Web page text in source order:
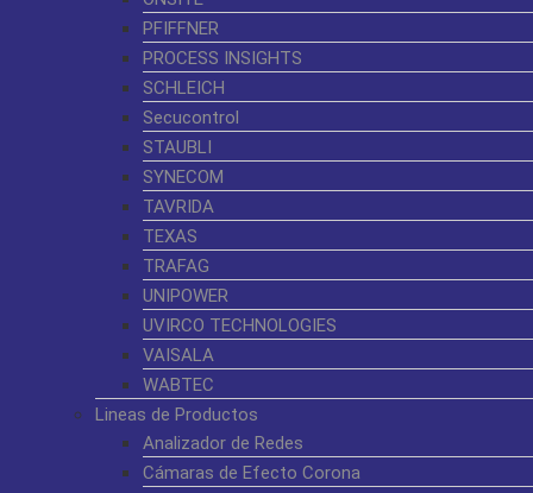
PFIFFNER
PROCESS INSIGHTS
SCHLEICH
Secucontrol
STAUBLI
SYNECOM
TAVRIDA
TEXAS
TRAFAG
UNIPOWER
UVIRCO TECHNOLOGIES
VAISALA
WABTEC
Lineas de Productos
Analizador de Redes
Cámaras de Efecto Corona